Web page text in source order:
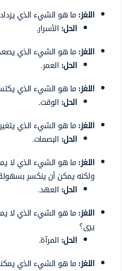
اللغز:ما هو الشيء الذي
الحل: الأسرار.
اللغز:ما هو الشيء الذي
الحل: العمر.
اللغز:ما هو الشيء الذي
الحل: الوقت.
اللغز:ما هو الشيء الذي
الحل: البصمات.
اللغز:ما هو الشيء الذي لا
ولكنه يمكن أن ينكسر
الحل: العهد.
اللغز:ما هو الشيء الذي لا
يرى؟
الحل: المرآة.
اللغز:ما هو الشيء الذي